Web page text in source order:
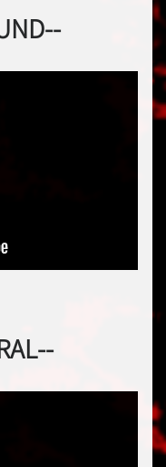
--STORMBOUND--
--STRUCTURAL--